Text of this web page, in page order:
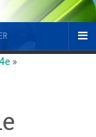
»